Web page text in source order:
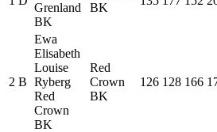
Grenland
BK
BK
2 B
Ewa
Elisabeth
Louise
Ryberg
Red
Crown
BK
Red
Crown
BK
126 128 166